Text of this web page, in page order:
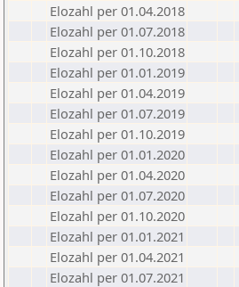
Elozahl per 01.04.2018
Elozahl per 01.07.2018
Elozahl per 01.10.2018
Elozahl per 01.01.2019
Elozahl per 01.04.2019
Elozahl per 01.07.2019
Elozahl per 01.10.2019
Elozahl per 01.01.2020
Elozahl per 01.04.2020
Elozahl per 01.07.2020
Elozahl per 01.10.2020
Elozahl per 01.01.2021
Elozahl per 01.04.2021
Elozahl per 01.07.2021